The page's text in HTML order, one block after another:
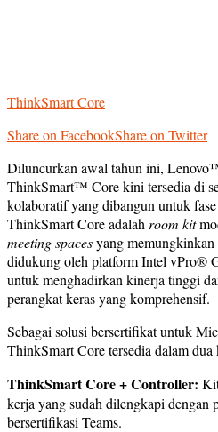
ThinkSmart Core
Share on FacebookShare on Twitter
Diluncurkan awal tahun ini,
ThinkSmart™ Core kini tersedia di
kolaboratif yang dibangun untuk
ThinkSmart Core adalah room kit
meeting spacesyang
didukung oleh platform Intel vPro®
untuk menghadirkan kinerja tinggi
perangkat keras yang komprehensif.
Sebagai solusi bersertifikat untuk
ThinkSmart Core tersedia dalam
ThinkSmart Core + Controller:
kerja yang sudah dilengkapi dengan
bersertifikasi Teams.